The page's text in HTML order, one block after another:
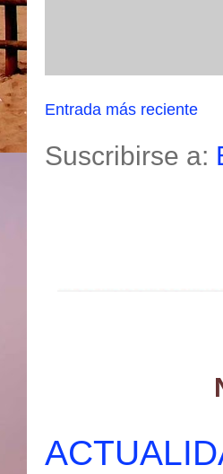
Entrada más reciente
Suscribirse a: